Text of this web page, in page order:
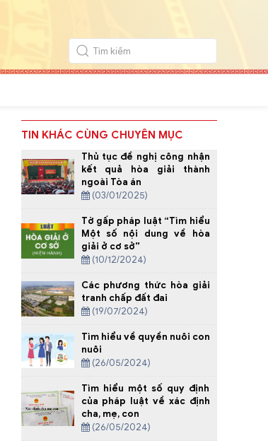
TIN KHÁC CÙNG CHUYÊN MỤC
Thủ tục đề nghị công nhận
kết quả hòa giải thành
ngoài Tòa án
(03/01/2025)
Tờ gấp pháp luật “Tìm hiểu
Một số nội dung về hòa
giải ở cơ sở”
(10/12/2024)
Các phương thức hòa giải
tranh chấp đất đai
(19/07/2024)
Tìm hiểu về quyền nuôi con
nuôi
(26/05/2024)
Tìm hiểu một số quy định
của pháp luật về xác định
cha, mẹ, con
(26/05/2024)